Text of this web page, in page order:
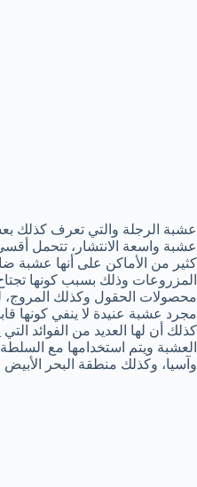
عشبة الرجلة والتي تعرف كذلك
عشبة واسعة الانتشار، تتحمل
كثير من الأماكن على أنها عشبة
المزروعات وذلك بسبب كونها
محصولات الحقول وكذلك المروج،
مجرد عشبة عنيدة لا ينفي كونها
كذلك أن لها العديد من الفوائد
العشبة ويتم استخدامها مع
وآسيا، وكذلك منطقة البحر